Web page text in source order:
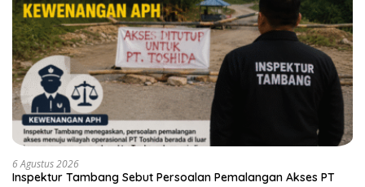
6 Agustus 2026
Inspektur Tambang Sebut Persoalan Pemalangan Akses PT